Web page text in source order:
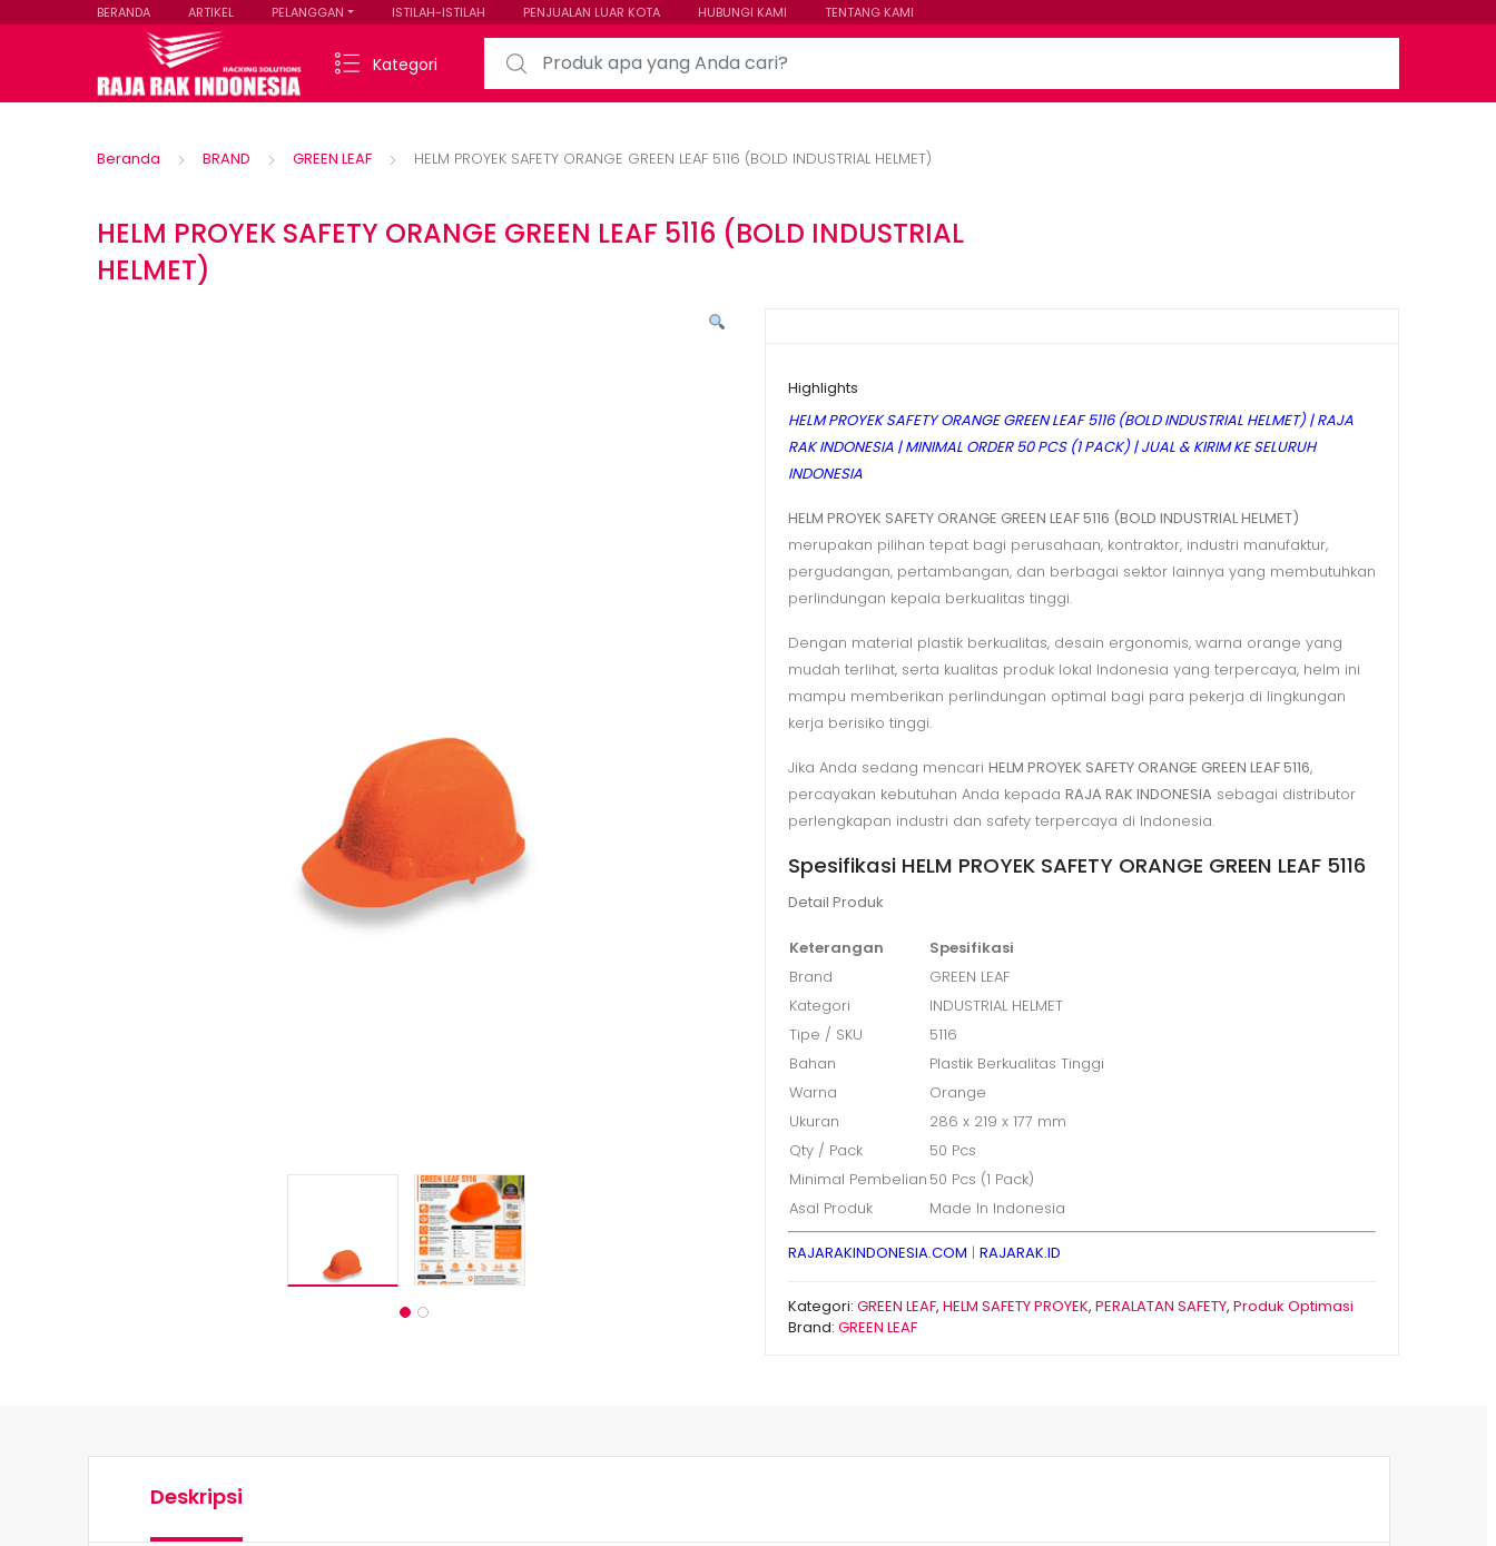
BERANDA ARTIKEL PELANGGAN ISTILAH-ISTILAH PENJUALAN LUAR KOTA HUBUNGI KAMI TENTANG KAMI
Kategori
Search for:
Beranda BRAND GREEN LEAF HELM PROYEK SAFETY ORANGE GREEN LEAF 5116 (BOLD INDUSTRIAL HELMET)
HELM PROYEK SAFETY ORANGE GREEN LEAF 5116 (BOLD INDUSTRIAL
HELMET)
Highlights
HELM PROYEK SAFETY ORANGE GREEN LEAF 5116 (BOLD INDUSTRIAL HELMET) | RAJA
RAK INDONESIA | MINIMAL ORDER 50 PCS (1 PACK) | JUAL & KIRIM KE SELURUH
INDONESIA
HELM PROYEK SAFETY ORANGE GREEN LEAF 5116 (BOLD INDUSTRIAL HELMET)
merupakan pilihan tepat bagi perusahaan, kontraktor, industri manufaktur,
pergudangan, pertambangan, dan berbagai sektor lainnya yang membutuhkan
perlindungan kepala berkualitas tinggi.
Dengan material plastik berkualitas, desain ergonomis, warna orange yang
mudah terlihat, serta kualitas produk lokal Indonesia yang terpercaya, helm ini
mampu memberikan perlindungan optimal bagi para pekerja di lingkungan
kerja berisiko tinggi.
Jika Anda sedang mencari HELM PROYEK SAFETY ORANGE GREEN LEAF 5116,
percayakan kebutuhan Anda kepada RAJA RAK INDONESIA sebagai distributor
perlengkapan industri dan safety terpercaya di Indonesia.
Spesifikasi HELM PROYEK SAFETY ORANGE GREEN LEAF 5116
Detail Produk
Keterangan
Spesifikasi
Brand
GREEN LEAF
Kategori
INDUSTRIAL HELMET
Tipe / SKU
5116
Bahan
Plastik Berkualitas Tinggi
Warna
Orange
Ukuran
286 x 219 x 177 mm
Qty / Pack
50 Pcs
Minimal Pembelian 50 Pcs (1 Pack)
Asal Produk
Made In Indonesia
RAJARAKINDONESIA.COM | RAJARAK.ID
Kategori: GREEN LEAF, HELM SAFETY PROYEK, PERALATAN SAFETY, Produk Optimasi
Brand: GREEN LEAF
Deskripsi